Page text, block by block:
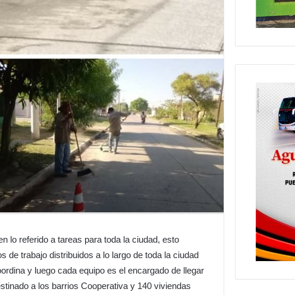
lo referido a tareas para toda la ciudad, esto
de trabajo distribuidos a lo largo de toda la ciudad
y luego cada equipo es el encargado de llegar
a los barrios Cooperativa y 140 viviendas